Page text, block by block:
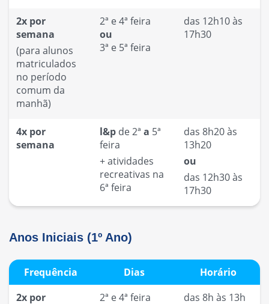
2x por
semana
(para alunos
matriculados
no período
comum da
manhã)
2ª e 4ª feira
ou
3ª e 5ª feira
das 12h10 às
17h30
4x por
semana
l&p de 2ªa 5ª
feira
+atividades
recreativas na
6ª feira
das 8h20 às
13h20
ou
das 12h30 às
17h30
Anos Iniciais (1º Ano)
Frequência Dias
Horário
2x por
2ª e 4ª feira
das 8h às 13h